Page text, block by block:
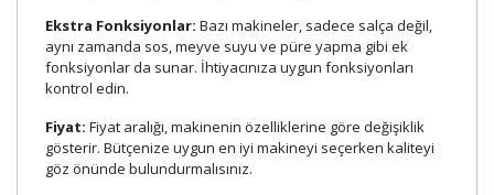
Ekstra Fonksiyonlar: Bazı makineler, sadece salça değil,
aynı zamanda sos, meyve suyu ve püre yapma gibi ek
fonksiyonlar da sunar. İhtiyacınıza uygun fonksiyonları
kontrol edin.
Fiyat: Fiyat aralığı, makinenin özelliklerine göre değişiklik
gösterir. Bütçenize uygun en iyi makineyi seçerken kaliteyi
göz önünde bulundurmalısınız.